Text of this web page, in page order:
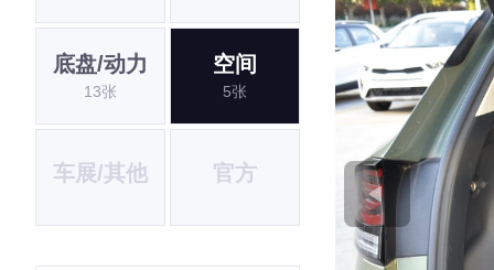
底盘/动力
13张
空间
5张
车展/其他 官方